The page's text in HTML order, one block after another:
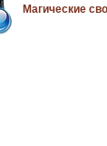
Магические